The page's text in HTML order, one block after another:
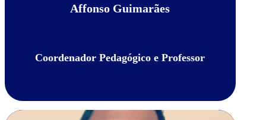
Affonso Guimarães
Coordenador Pedagógico e Professor